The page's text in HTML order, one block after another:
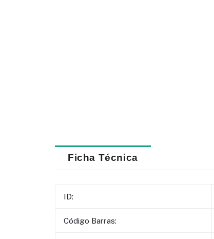
Ficha Técnica
ID:
Código Barras: